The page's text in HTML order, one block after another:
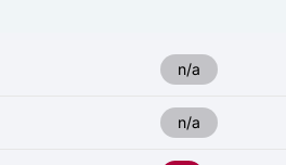
n/a
n/a